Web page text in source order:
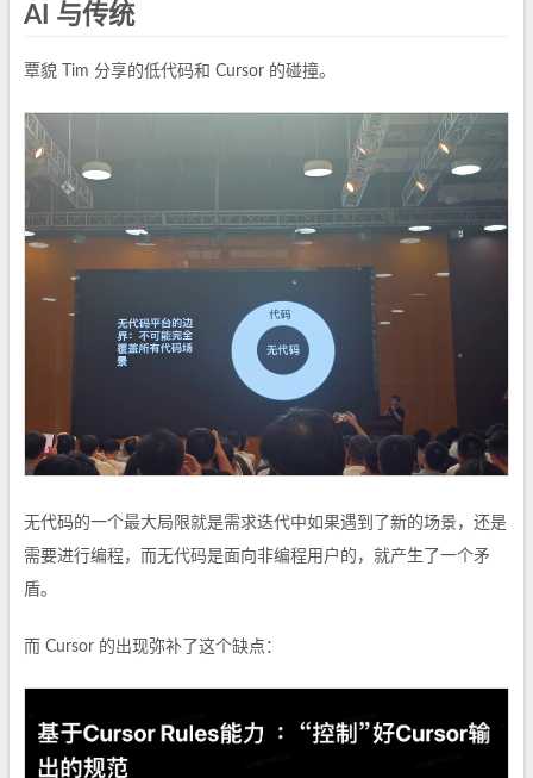
AI 与传统
覃貌 Tim 分享的低代码和 Cursor 的碰撞。
无代码的一个最大局限就是需求迭代中如果遇到了新的场景，还是
需要进行编程，而无代码是面向非编程用户的，就产生了一个矛
盾。
而 Cursor 的出现弥补了这个缺点：